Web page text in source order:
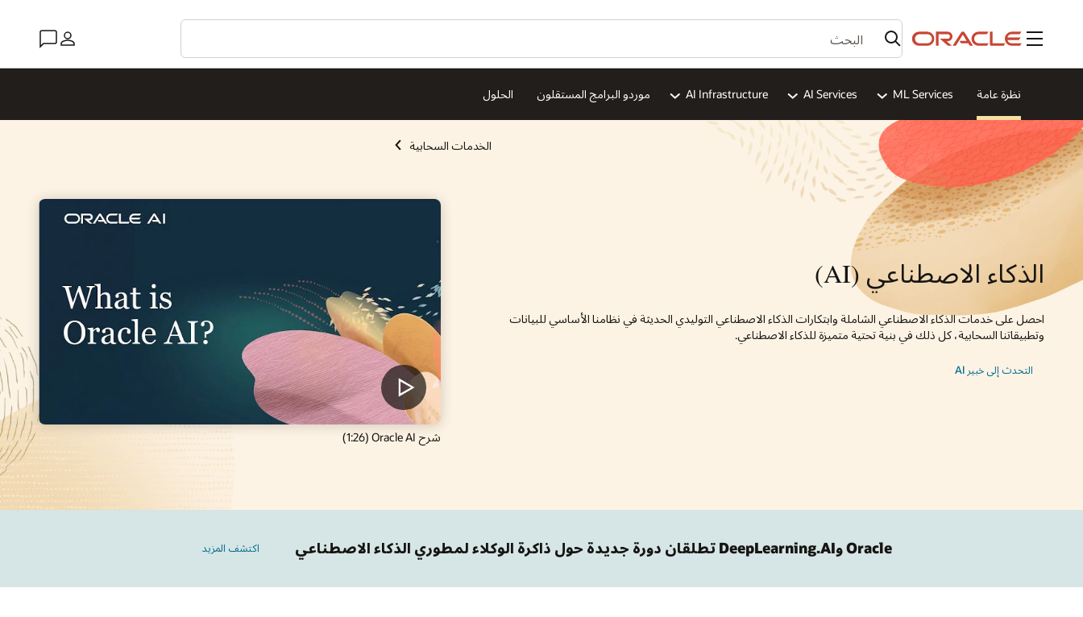
القائمة البلد
نظرة عامة ML Services
AI Services
AI Infrastructure موردو البرامج المستقلون الحلول
الخدمات السحابية
الذكاء الاصطناعي (AI)
احصل على خدمات الذكاء الاصطناعي الشاملة وابتكارات الذكاء الاصطناعي التوليدي الحديثة في نظامنا الأساسي للبيانات
وتطبيقاتنا السحابية، كل ذلك في بنية تحتية متميزة للذكاء الاصطناعي.
التحدث إلى خبير AI‏
شرح Oracle AI‏ (1:26)
Oracle وDeepLearning.AI تطلقان دورة جديدة حول ذاكرة الوكلاء لمطوري الذكاء الاصطناعي اكتشف المزيد